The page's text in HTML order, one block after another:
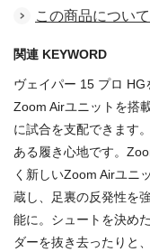
この商品につい
関連 KEYWORD
ヴェイパー 15 プロ HG
Zoom Airユニットを搭
に試合を支配できます
ある履き心地です。
く新しいZoom Airユニ
蔵し、足裏の反発性を
能に。シュートを決め
ダーを抜き去ったりと